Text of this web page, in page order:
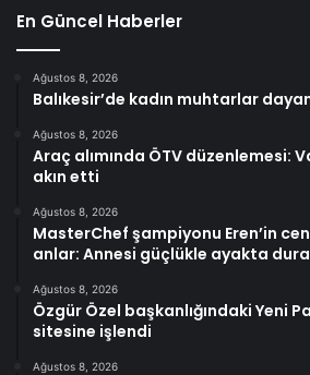
En Güncel Haberler
Ağustos 8, 2026
Balıkesir’de kadın muhtarlar
Ağustos 8, 2026
Araç alımında ÖTV düzenlemesi:
akın etti
Ağustos 8, 2026
MasterChef şampiyonu Eren’in
anlar: Annesi güçlükle ayakta
Ağustos 8, 2026
Özgür Özel başkanlığındaki Yeni
sitesine işlendi
Ağustos 8, 2026